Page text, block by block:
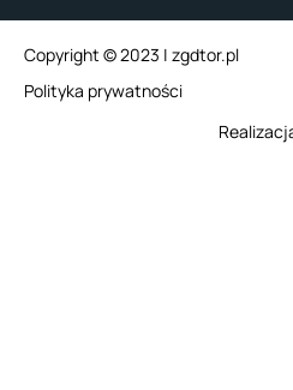
Copyright © 2023 | zgdtor.pl
Polityka prywatności